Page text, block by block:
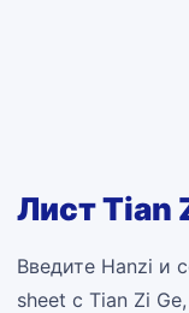
Лист Tian
Введите Hanzi и
sheet с Tian Zi